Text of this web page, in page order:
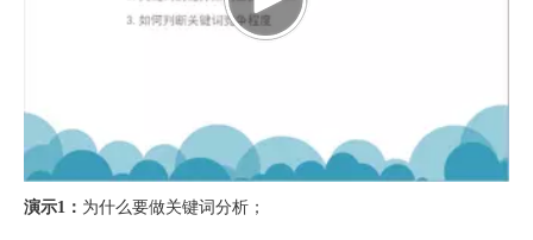
演示1： 为什么要做关键词分析；